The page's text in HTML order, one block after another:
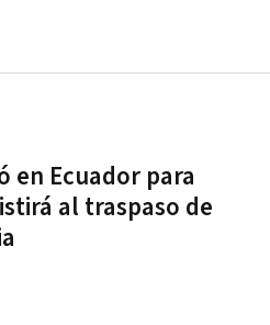
en Ecuador para
al traspaso de